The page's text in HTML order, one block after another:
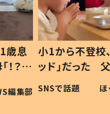
フテ
食”を
編集部
ひ孫にデレデ
が、抱っこす
「涙が出まし
い」